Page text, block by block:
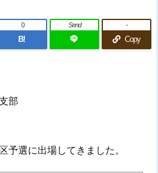
B!
0 Send
Copy
-
部
予選に出場してきました。